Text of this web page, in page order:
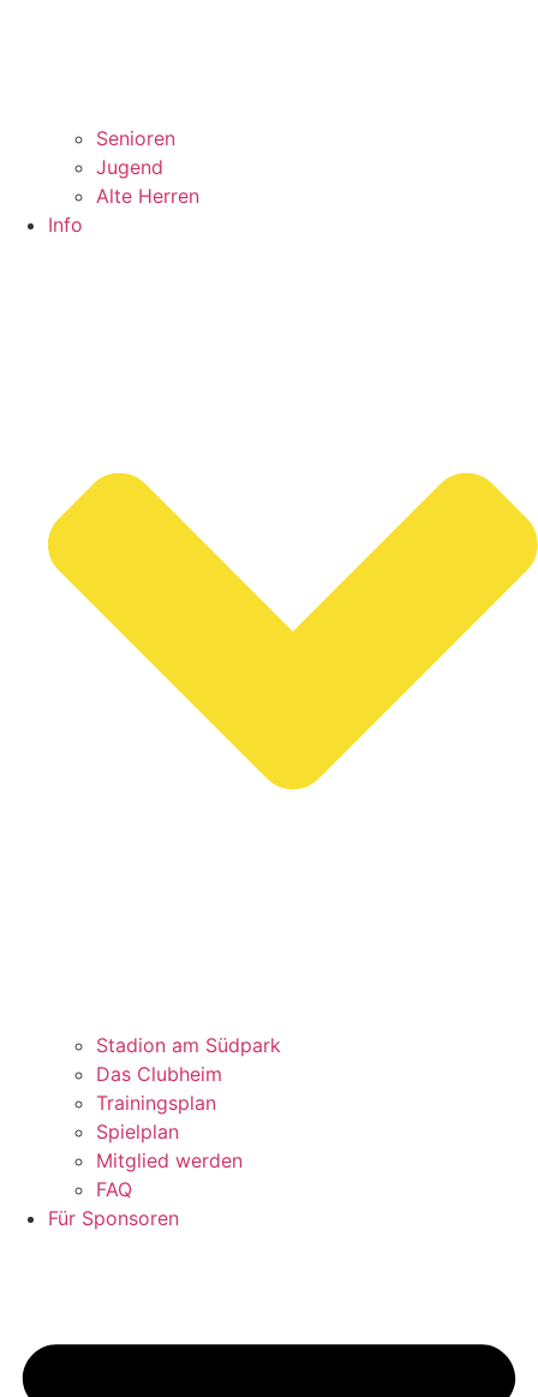
Senioren
Jugend
Alte Herren
Info
Stadion am Südpark
Das Clubheim
Trainingsplan
Spielplan
Mitglied werden
FAQ
Für Sponsoren